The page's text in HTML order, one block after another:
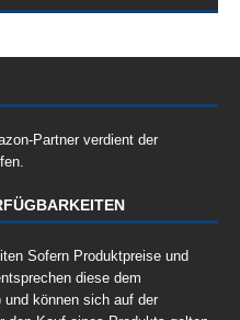
Partner verdient der
Sofern Produktpreise und
diese dem
und können sich auf der